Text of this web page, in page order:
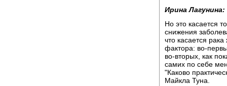
Ирина Лагунина:
Но это касается
снижения
что касается
фактора: во-
во-вторых, как
самих по себе
"Каково
Майкла Туна.